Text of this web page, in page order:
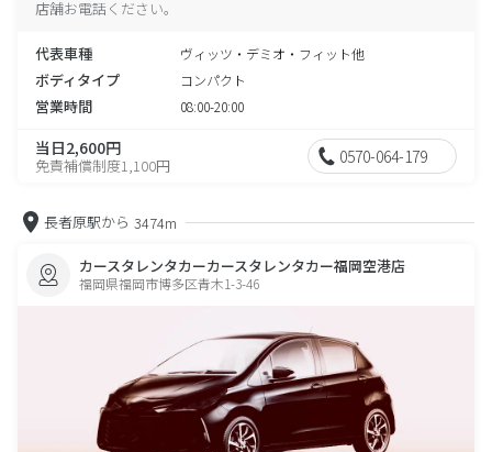
店舗お電話ください。
代表車種 ヴィッツ・デミオ・フィット他
ボディタイプ コンパクト
営業時間 08:00-20:00
当日2,600円
免責補償制度1,100円 0570-064-179
長者原駅から 3474m
カースタレンタカーカースタレンタカー福岡空港店
福岡県福岡市博多区青木1-3-46